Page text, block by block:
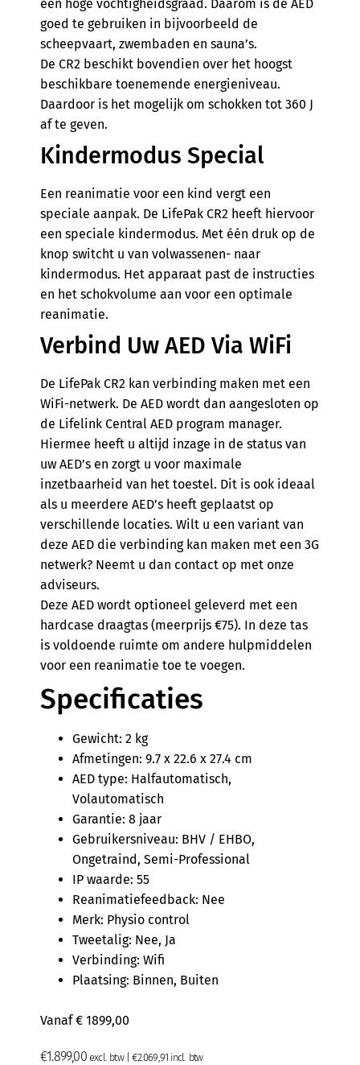
een hoge vochtigheidsgraad. Daarom is de AED
goed te gebruiken in bijvoorbeeld de
scheepvaart, zwembaden en sauna’s.
De CR2 beschikt bovendien over het hoogst
beschikbare toenemende energieniveau.
Daardoor is het mogelijk om schokken tot 360 J
af te geven.
Kindermodus Special
Een reanimatie voor een kind vergt een
speciale aanpak. De LifePak CR2 heeft hiervoor
een speciale kindermodus. Met één druk op de
knop switcht u van volwassenen- naar
kindermodus. Het apparaat past de instructies
en het schokvolume aan voor een optimale
reanimatie.
Verbind Uw AED Via WiFi
De LifePak CR2 kan verbinding maken met een
WiFi-netwerk. De AED wordt dan aangesloten op
de Lifelink Central AED program manager.
Hiermee heeft u altijd inzage in de status van
uw AED’s en zorgt u voor maximale
inzetbaarheid van het toestel. Dit is ook ideaal
als u meerdere AED’s heeft geplaatst op
verschillende locaties. Wilt u een variant van
deze AED die verbinding kan maken met een 3G
netwerk? Neemt u dan contact op met onze
adviseurs.
Deze AED wordt optioneel geleverd met een
hardcase draagtas (meerprijs €75). In deze tas
is voldoende ruimte om andere hulpmiddelen
voor een reanimatie toe te voegen.
Specificaties
Gewicht: 2 kg
Afmetingen: 9.7 x 22.6 x 27.4 cm
AED type: Halfautomatisch,
Volautomatisch
Garantie: 8 jaar
Gebruikersniveau: BHV / EHBO,
Ongetraind, Semi-Professional
IP waarde: 55
Reanimatiefeedback: Nee
Merk: Physio control
Tweetalig: Nee, Ja
Verbinding: Wifi
Plaatsing: Binnen, Buiten
Vanaf € 1899,00
€1.899,00 excl. btw |€2.069,91 incl. btw